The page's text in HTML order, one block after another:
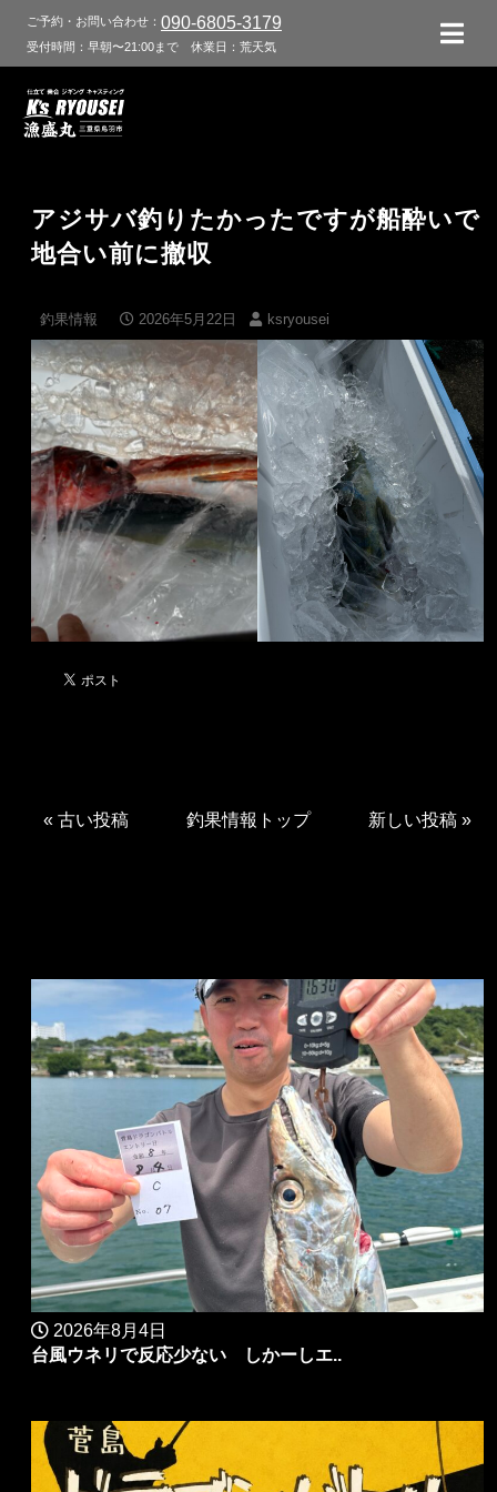
ご予約・お問い合わせ： 090-6805-3179
受付時間：早朝〜21:00まで 休業日：荒天気
アジサバ釣りたかったですが船酔いで
地合い前に撤収
釣果情報 2026年5月22日 ksryousei
«古い投稿 釣果情報トップ 新しい投稿 »
2026年8月4日
台風ウネリで反応少ない しかーしエ..